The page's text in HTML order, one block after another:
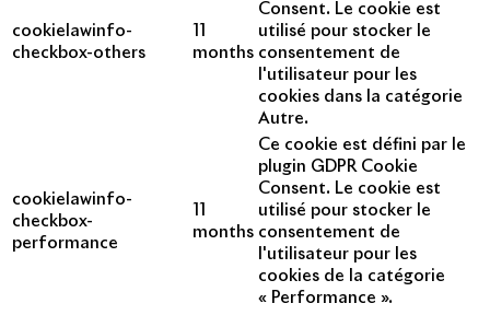
cookielawinfo-
checkbox-others
months
Consent. Le cookie est
utilisé pour stocker le
consentement de
l'utilisateur pour les
cookies dans la catégorie
Autre.
cookielawinfo-
checkbox-
performance
months
Ce cookie est défini par le
plugin GDPR Cookie
Consent. Le cookie est
utilisé pour stocker le
consentement de
l'utilisateur pour les
cookies de la catégorie
« Performance ».